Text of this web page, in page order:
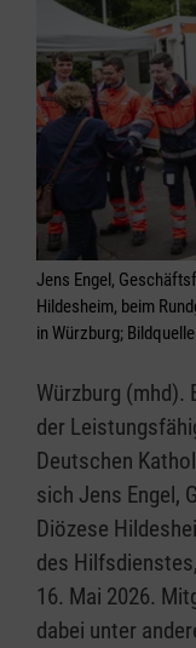
Jens Engel,
Hildesheim, beim
in Würzburg;
Würzburg (mhd).
der
Deutschen
sich Jens Engel,
Diözese
des
16. Mai 2026.
dabei unter